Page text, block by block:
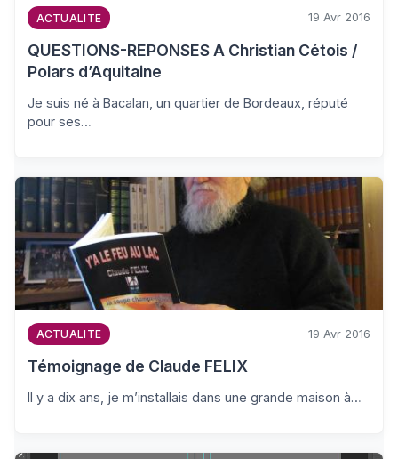
ACTUALITE 19 Avr 2016
QUESTIONS-REPONSES A Christian Cétois /
Polars d’Aquitaine
Je suis né à Bacalan, un quartier de Bordeaux, réputé
pour ses…
ACTUALITE 19 Avr 2016
Témoignage de Claude FELIX
Il y a dix ans, je m’installais dans une grande maison à…